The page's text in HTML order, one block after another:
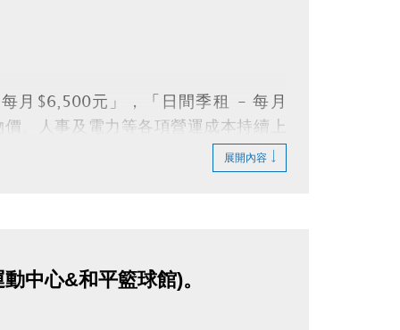
月$6,500元」，「日間季租 - 每月
、人事及電力等各項營運成本持續上
方式。若造成不便，尚祈民眾諒察。
展開內容
中心&和平籃球館)。